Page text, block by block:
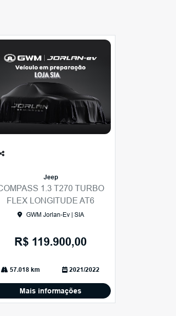
Jeep
1.3 T270 TURBO
FLEX LONGITUDE AT6
GWM Jorlan-Ev | SIA
R$ 119.900,00
57.018 km 2021/2022
Mais informações